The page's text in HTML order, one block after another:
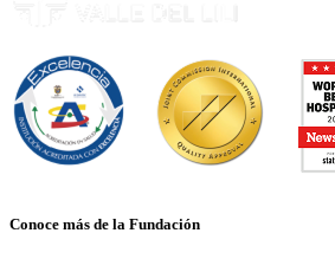
Conoce más de la Fundación